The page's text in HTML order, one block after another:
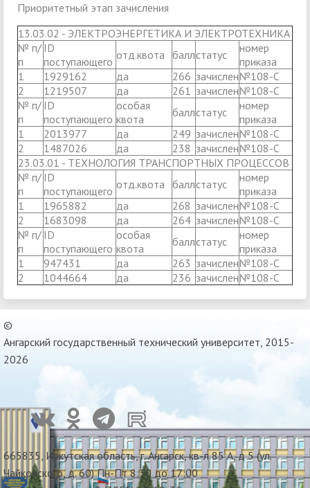
Приоритетный этап зачисления
13.03.02 - ЭЛЕКТРОЭНЕРГЕТИКА И ЭЛЕКТРОТЕХНИКА
№ п/
п
ID
поступающего отд.квота баллстатус
номер
приказа
1
1929162 да 266 зачислен№108-С
2
1219507 да 261 зачислен№108-С
№ п/
п
ID
поступающего
особая
квота
баллстатус
номер
приказа
1
2013977 да 249 зачислен№108-С
2
1487026 да 238 зачислен№108-С
23.03.01 - ТЕХНОЛОГИЯ ТРАНСПОРТНЫХ ПРОЦЕССОВ
№ п/
п
ID
поступающего отд.квота баллстатус
номер
приказа
1
1965882 да 268 зачислен№108-С
2
1683098 да 264 зачислен№108-С
№ п/
п
ID
поступающего
особая
квота
баллстатус
номер
приказа
1
947431 да 263 зачислен№108-С
2
1044664 да 236 зачислен№108-С
©
Ангарский государственный технический университет, 2015-
2026
665835, Иркутская область, г. Ангарск, кв-л 85 А, д 5 (ул.
Чайковского, д. 60) Пн-Пт 8:30 до 17:00